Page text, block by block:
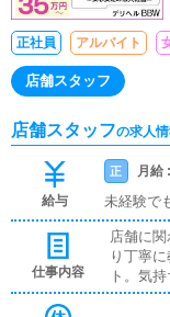
正社員 アルバイト
店舗スタッフ
店舗スタッフの求人
給与
正 月給 :
未経験で
仕事内容
店舗に
り丁寧
ト。気
ん。店